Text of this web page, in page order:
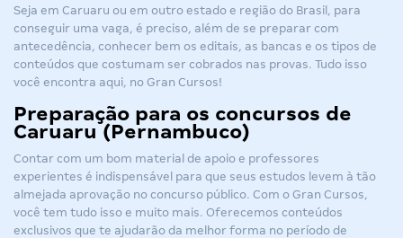
Seja em Caruaru ou em outro estado e região do Brasil, para
conseguir uma vaga, é preciso, além de se preparar com
antecedência, conhecer bem os editais, as bancas e os tipos de
conteúdos que costumam ser cobrados nas provas. Tudo isso
você encontra aqui, no Gran Cursos!
Preparação para os concursos de
Caruaru (Pernambuco)
Contar com um bom material de apoio e professores
experientes é indispensável para que seus estudos levem à tão
almejada aprovação no concurso público. Com o Gran Cursos,
você tem tudo isso e muito mais. Oferecemos conteúdos
exclusivos que te ajudarão da melhor forma no período de